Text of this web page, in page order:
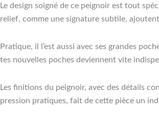
Le design soigné de ce peignoir est tout
relief, comme une signature subtile,
Pratique, il l’est aussi avec ses grandes
tes nouvelles poches deviennent vite
Les finitions du peignoir, avec des détails
pression pratiques, fait de cette pièce un